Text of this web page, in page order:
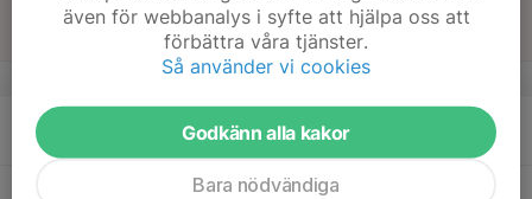
v.47
17
Mån
Kvalitet, teknik, styrka - Step Forward
även för webbanalys i syfte att hjälpa oss att
förbättra våra tjänster.
Så använder vi cookies
Godkänn alla kakor
Bara nödvändiga